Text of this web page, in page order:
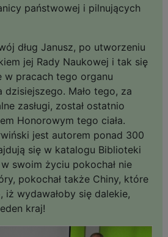
państwowej i pilnujących
dług Janusz, po utworzeniu
jej Rady Naukowej i tak się
w pracach tego organu
Mało tego, za
zasługi, został ostatnio
Honorowym tego ciała.
jest autorem ponad 300
się w katalogu Biblioteki
swoim życiu pokochał nie
pokochał także Chiny, które
iż wydawałoby się dalekie,
kraj!